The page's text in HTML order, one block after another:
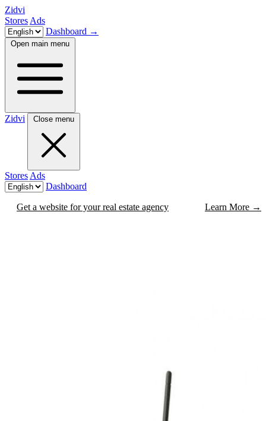
Zidvi
Stores Ads
Dashboard →
Open main menu
Zidvi Close menu
Stores Ads
Dashboard
Get a website for your real estate agency Learn More →